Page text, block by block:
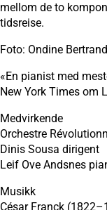
mellom de to
tidsreise.
Foto: Ondine Bertrand
«En pianist med
New York Times om
Medvirkende
Orchestre
Dinis Sousa dirigent
Leif Ove Andsnes
Musikk
César Franck